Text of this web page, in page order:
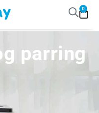
0
parring